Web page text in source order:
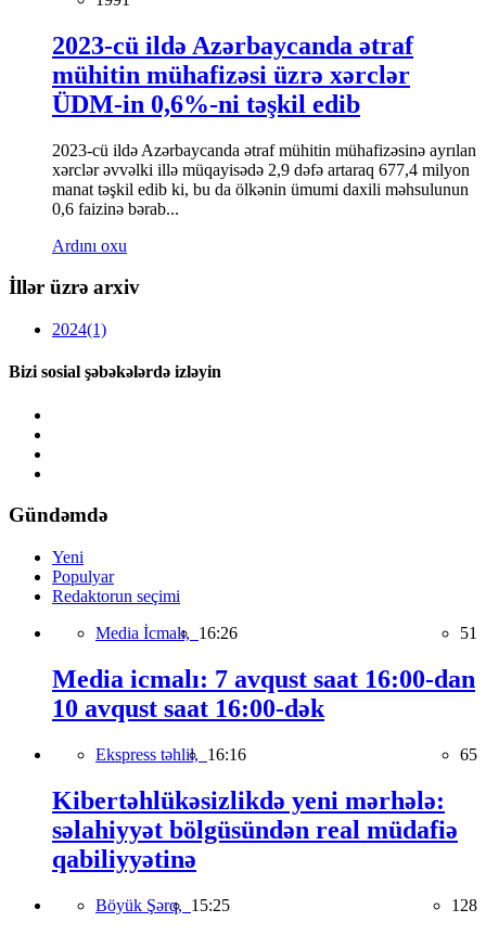
2023-cü ildə Azərbaycanda ətraf
mühitin mühafizəsi üzrə xərclər
ÜDM-in 0,6%-ni təşkil edib
2023-cü ildə Azərbaycanda ətraf mühitin mühafizəsinə ayrılan
xərclər əvvəlki illə müqayisədə 2,9 dəfə artaraq 677,4 milyon
manat təşkil edib ki, bu da ölkənin ümumi daxili məhsulunun
0,6 faizinə bərab...
Ardını oxu
İllər üzrə arxiv
2024(1)
Bizi sosial şəbəkələrdə izləyin
Gündəmdə
Yeni
Populyar
Redaktorun seçimi
Media İcmalı, 16:26 51
Media icmalı: 7 avqust saat 16:00-dan
10 avqust saat 16:00-dək
Ekspress təhlil, 16:16 65
Kibertəhlükəsizlikdə yeni mərhələ:
səlahiyyət bölgüsündən real müdafiə
qabiliyyətinə
Böyük Şərq, 15:25 128